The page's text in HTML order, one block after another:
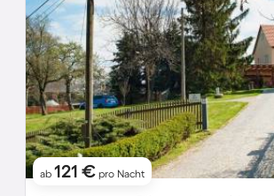
ab 121 € pro Nacht